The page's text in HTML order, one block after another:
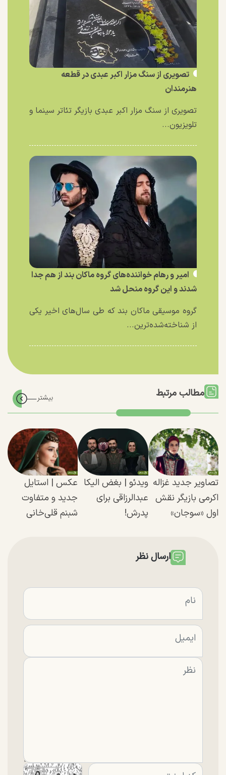
تصویری از سنگ مزار اکبر عبدی در قطعه
هنرمندان
تصویری از سنگ مزار اکبر عبدی بازیگر تئاتر سینما و
تلویزیون...
امیر و رهام خواننده‌های گروه ماکان بند از هم جدا
شدند و این گروه منحل شد
گروه موسیقی ماکان بند که طی سال‌های اخیر یکی
از شناخته‌شده‌ترین...
مطالب مرتبط
تصاویر جدید غزاله
اکرمی بازیگر نقش
اول «سوجان»
ویدئو | بغض الیکا
عبدالرزاقی برای
پدرش!
عکس |‌ استایل
جدید و متفاوت
شبنم قلی‌خانی
ارسال نظر